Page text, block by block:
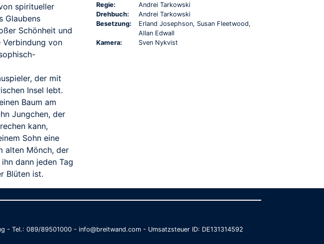
spiritueller
Glaubens
Schönheit und
von
der mit
Insel lebt.
Baum am
Jungchen, der
kann,
Sohn eine
alten Mönch, der
dann jeden Tag
Blüten ist.
Regie:
Andrei Tarkowski
Drehbuch:
Andrei Tarkowski
Besetzung:
Erland Josephson, Susan Fleetwood,
Allan Edwall
Kamera:
Sven Nykvist
Tel.: 089/89501000 - info@breitwand.com - Umsatzsteuer ID: DE131314592